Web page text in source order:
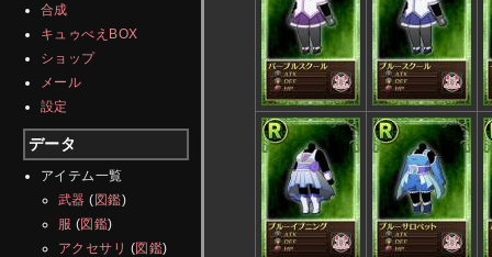
合成
キュゥべえBOX
ショップ
メール
設定
データ
アイテム一覧
武器 (図鑑)
服 (図鑑)
アクセサリ (図鑑)